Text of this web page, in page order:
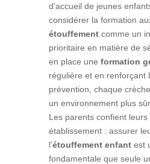
d’accueil de jeunes
considérer la formation
étouffementcomme un
prioritaire en matière de
en place une formation
régulière et en renforçant
prévention, chaque
un environnement plus
Les parents confient
établissement : assurer
l’étouffement enfantest
fondamentale que seule